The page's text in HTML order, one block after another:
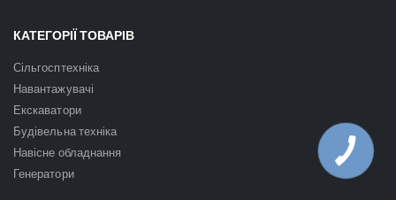
КАТЕГОРІЇ ТОВАРІВ
Сільгосптехніка
Навантажувачі
Екскаватори
Будівельна техніка
Навісне обладнання
Генератори